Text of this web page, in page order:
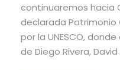
continuaremos hacia
declarada Patrimonio
por la UNESCO,
de Diego Rivera, David